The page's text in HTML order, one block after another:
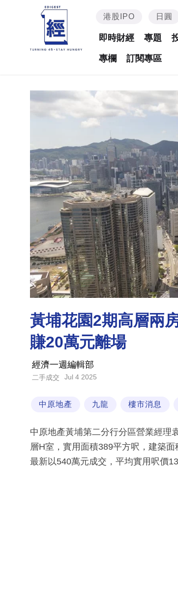
港股IPO 日圓
即時財經 專題
專欄 訂閱專區
黃埔花園2期高層兩
賺20萬元離場
經濟一週編輯部
二手成交 Jul 4 2025
中原地產 九龍 樓市消息
中原地產黃埔第二分行分區營業經理
層H室，實用面積389平方呎，建築
最新以540萬元成交，平均實用呎價